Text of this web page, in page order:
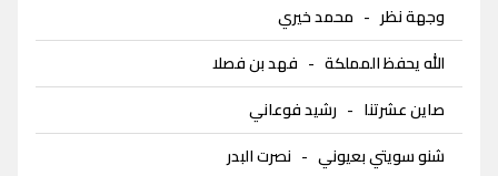
وجهة نظر - محمد خيري
الله يحفظ المملكة - فهد بن فصلا
صاين عشرتنا - رشيد فوعاني
شنو سويتي بعيوني - نصرت البدر